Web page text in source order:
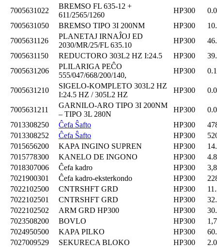
7005631022
BREMSO FL 635-12 +
611/2565/1260
HP300
7005631050
BREMSO TIPO 3I 200NM HP300
7005631126
PLANETAJ IRNAĴOJ ED
2030/MR/25/FL 635.10
HP300
7005631150
REDUCTORO 303L2 HZ I:24.5 HP300
7005631206
PLILARIGA PEĈO
555/047/668/200/140,
HP300
7005631210
SIGELO-KOMPLETO 303L2 HZ
I:24.5 HZ / 305L2 HZ
HP300
7005631211
GARNILO-ARO TIPO 3I 200NM
– TIPO 3L 280N
HP300
7013308250
Ĉefa Ŝafto HP300
7013308252
Ĉefa Ŝafto HP300
7015656200
KAPA INGINO SUPREN HP300
7015778300
KANELO DE INGONO HP300
7018307006
Ĉefa kadro HP300
7021900301
Ĉefa kadro-eksterkondo HP300
7022102500
CNTRSHFT GRD HP300
7022102501
CNTRSHFT GRD HP300
7022102502
ARM GRD HP300 HP300
7023508200
BOVLO HP300
7024950500
KAPA PILKO HP300
7027009529
SEKURECA BLOKO HP300